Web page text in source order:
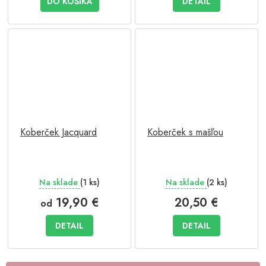
Koberček Jacquard
Na sklade (1 ks)
od 19,90 €
DETAIL
Koberček s mašľou
Na sklade (2 ks)
20,50 €
DETAIL